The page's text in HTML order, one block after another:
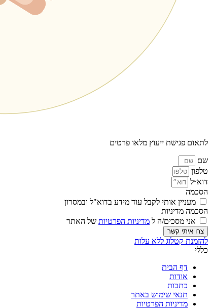
לתאום פגישת ייעוץ מלאו פרטים
שם
טלפון
דוא״ל
הסכמה
מעניין אותי לקבל עוד מידע בדוא"ל ובמסרון
הסכמה מדיניות
אני מסכים/ה ל מדיניות הפרטיות של האתר
צרו איתי קשר
להזמנת קטלוג ללא עלות
כללי
דף הבית
אודות
כתבות
תנאי שימוש באתר
מדיניות הפרטיות